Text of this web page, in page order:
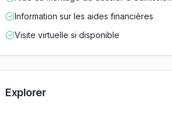
Information sur les aides financières
Visite virtuelle si disponible
Explorer